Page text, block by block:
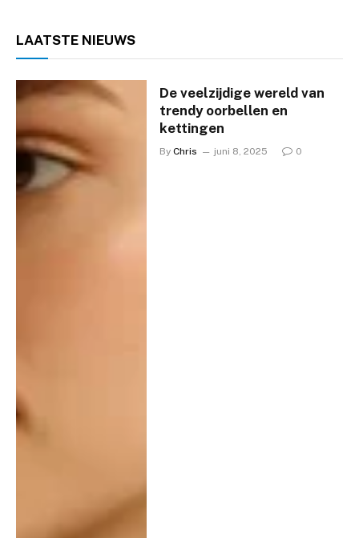
LAATSTE NIEUWS
De veelzijdige wereld van
trendy oorbellen en
kettingen
By Chris juni 8, 2025 0